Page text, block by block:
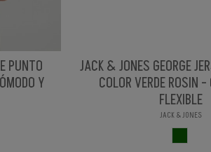
PUNTO
Y
JACK & JONES GEORGE
COLOR VERDE ROSIN
FLEXIBLE
JACK & JONES